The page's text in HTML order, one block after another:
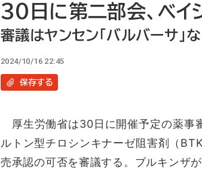
30日に第二部会、ベイ
審議はヤンセン「バルバーサ」
2024/10/16 22:45
保存する
厚生労働省は30日に開催予定の薬事
ルトン型チロシンキナーゼ阻害剤（
売承認の可否を審議する。ブルキンザ